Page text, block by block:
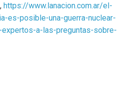
https://www.lanacion.com.ar/el-
es-posible-una-guerra-nuclear-
a-las-preguntas-sobre-